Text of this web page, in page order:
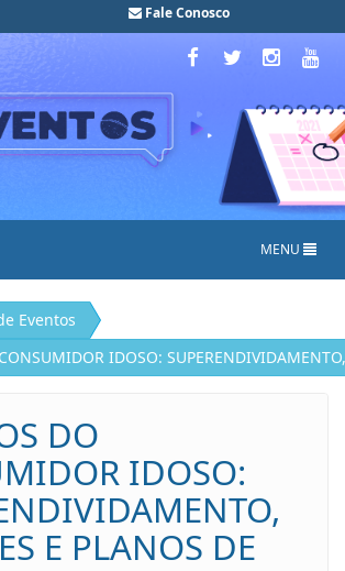
Fale Conosco
MENU
Eventos
IDOSO:
DO
IDOSO:
E PLANOS DE